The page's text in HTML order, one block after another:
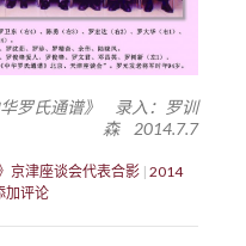
罗氏通谱》 录入：罗训
森 2014.7.7
京津座谈会代表合影 2014
加评论